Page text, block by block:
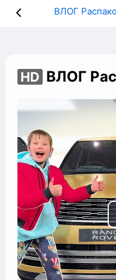
HD ВЛОГ